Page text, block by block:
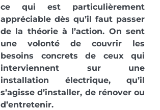
ce qui est particulièrement
appréciable dès qu’il faut passer
de la théorie à l’action. On sent
une volonté de couvrir les
besoins concrets de ceux qui
interviennent sur une
installation électrique, qu’il
s’agisse d’installer, de rénover ou
d’entretenir.